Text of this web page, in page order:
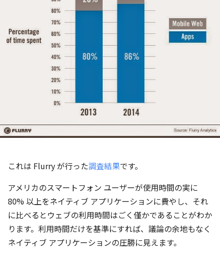
これは Flurry が行った調査結果です。
アメリカのスマートフォン ユーザーが使用時間の実に
80% 以上をネイティブ アプリケーションに費やし、それ
に比べるとウェブの利用時間はごく僅かであることがわか
ります。利用時間だけを基準にすれば、議論の余地もなく
ネイティブ アプリケーションの圧勝に見えます。